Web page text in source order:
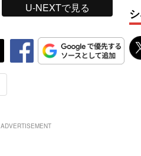
U-NEXTで見る
ADVERTISEMENT